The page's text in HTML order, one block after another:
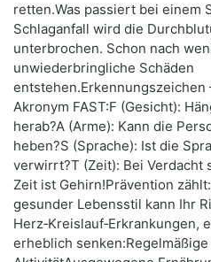
retten.Was passiert bei einem
Schlaganfall wird die
unterbrochen. Schon nach
unwiederbringliche Schäden
Akronym FAST:F (Gesicht):
herab?A (Arme): Kann die
heben?S (Sprache): Ist die
verwirrt?T (Zeit): Bei
Zeit ist Gehirn!Prävention
gesunder Lebensstil kann Ihr
Herz‑Kreislauf‑Erkrankungen,
erheblich